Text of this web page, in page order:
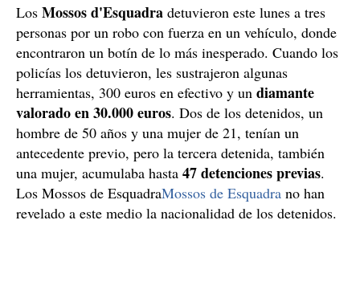
Los Mossos d'Esquadra detuvieron este lunes a tres
personas por un robo con fuerza en un vehículo, donde
encontraron un botín de lo más inesperado. Cuando los
policías los detuvieron, les sustrajeron algunas
herramientas, 300 euros en efectivo y un diamante
valorado en 30.000 euros. Dos de los detenidos, un
hombre de 50 años y una mujer de 21, tenían un
antecedente previo, pero la tercera detenida, también
una mujer, acumulaba hasta 47 detenciones previas.
Los Mossos de EsquadraMossos de Esquadra no han
revelado a este medio la nacionalidad de los detenidos.